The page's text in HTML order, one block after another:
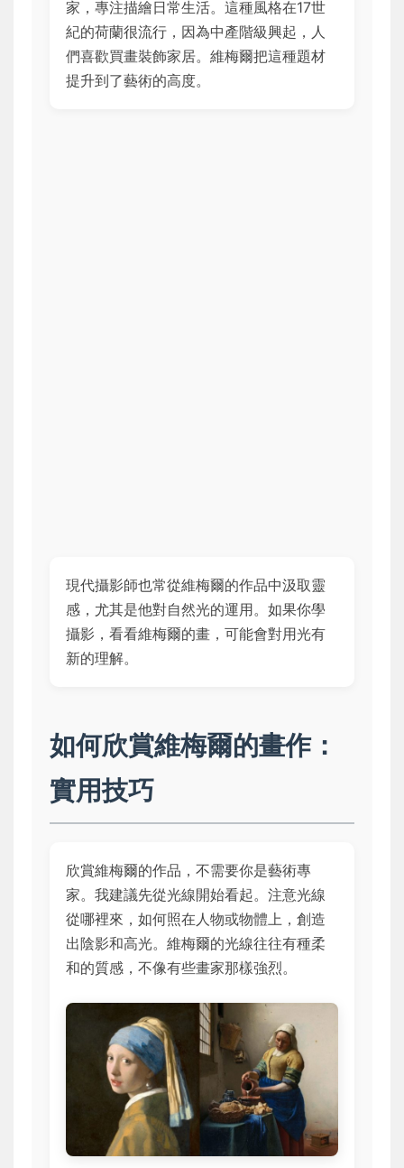
家，專注描繪日常生活。這種風格在17世
紀的荷蘭很流行，因為中產階級興起，人
們喜歡買畫裝飾家居。維梅爾把這種題材
提升到了藝術的高度。
現代攝影師也常從維梅爾的作品中汲取靈
感，尤其是他對自然光的運用。如果你學
攝影，看看維梅爾的畫，可能會對用光有
新的理解。
如何欣賞維梅爾的畫作：
實用技巧
欣賞維梅爾的作品，不需要你是藝術專
家。我建議先從光線開始看起。注意光線
從哪裡來，如何照在人物或物體上，創造
出陰影和高光。維梅爾的光線往往有種柔
和的質感，不像有些畫家那樣強烈。